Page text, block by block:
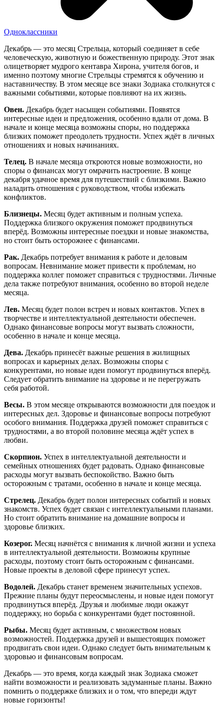
Одноклассники
Декабрь — это месяц Стрельца, который соединяет в себе
человеческую, животную и божественную природу. Этот знак
олицетворяет мудрого кентавра Хирона, учителя богов, и
именно поэтому многие Стрельцы стремятся к обучению и
наставничеству. В этом месяце все знаки Зодиака столкнутся с
важными событиями, которые повлияют на их жизнь.
Овен. Декабрь будет насыщен событиями. Появятся
интересные идеи и предложения, особенно вдали от дома. В
начале и конце месяца возможны споры, но поддержка
близких поможет преодолеть трудности. Успех ждёт в личных
отношениях и новых начинаниях.
Телец. В начале месяца откроются новые возможности, но
споры о финансах могут омрачить настроение. В конце
декабря удачное время для путешествий с близкими. Важно
наладить отношения с руководством, чтобы избежать
конфликтов.
Близнецы. Месяц будет активным и полным успеха.
Поддержка близкого окружения поможет продвинуться
вперёд. Возможны интересные поездки и новые знакомства,
но стоит быть осторожнее с финансами.
Рак. Декабрь потребует внимания к работе и деловым
вопросам. Невнимание может привести к проблемам, но
поддержка коллег поможет справиться с трудностями. Личные
дела также потребуют внимания, особенно во второй неделе
месяца.
Лев. Месяц будет полон встреч и новых контактов. Успех в
творчестве и интеллектуальной деятельности обеспечен.
Однако финансовые вопросы могут вызвать сложности,
особенно в начале и конце месяца.
Дева. Декабрь принесёт важные решения в жилищных
вопросах и карьерных делах. Возможны споры с
конкурентами, но новые идеи помогут продвинуться вперёд.
Следует обратить внимание на здоровье и не перегружать
себя работой.
Весы. В этом месяце открываются возможности для поездок и
интересных дел. Здоровье и финансовые вопросы потребуют
особого внимания. Поддержка друзей поможет справиться с
трудностями, а во второй половине месяца ждёт успех в
любви.
Скорпион. Успех в интеллектуальной деятельности и
семейных отношениях будет радовать. Однако финансовые
расходы могут вызвать беспокойство. Важно быть
осторожным с тратами, особенно в начале и конце месяца.
Стрелец. Декабрь будет полон интересных событий и новых
знакомств. Успех будет связан с интеллектуальными планами.
Но стоит обратить внимание на домашние вопросы и
здоровье близких.
Козерог. Месяц начнётся с внимания к личной жизни и успеха
в интеллектуальной деятельности. Возможны крупные
расходы, поэтому стоит быть осторожным с финансами.
Новые проекты в деловой сфере принесут успех.
Водолей. Декабрь станет временем значительных успехов.
Прежние планы будут переосмыслены, и новые идеи помогут
продвинуться вперёд. Друзья и любимые люди окажут
поддержку, но борьба с конкурентами будет постоянной.
Рыбы. Месяц будет активным, с множеством новых
возможностей. Поддержка друзей и вышестоящих поможет
продвигать свои идеи. Однако следует быть внимательным к
здоровью и финансовым вопросам.
Декабрь — это время, когда каждый знак Зодиака сможет
найти возможности и реализовать задуманные планы. Важно
помнить о поддержке близких и о том, что впереди ждут
новые горизонты!